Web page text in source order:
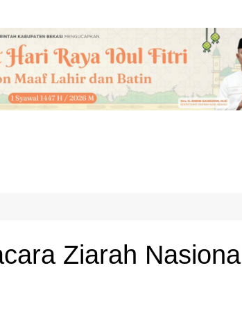
Ziarah Nasional